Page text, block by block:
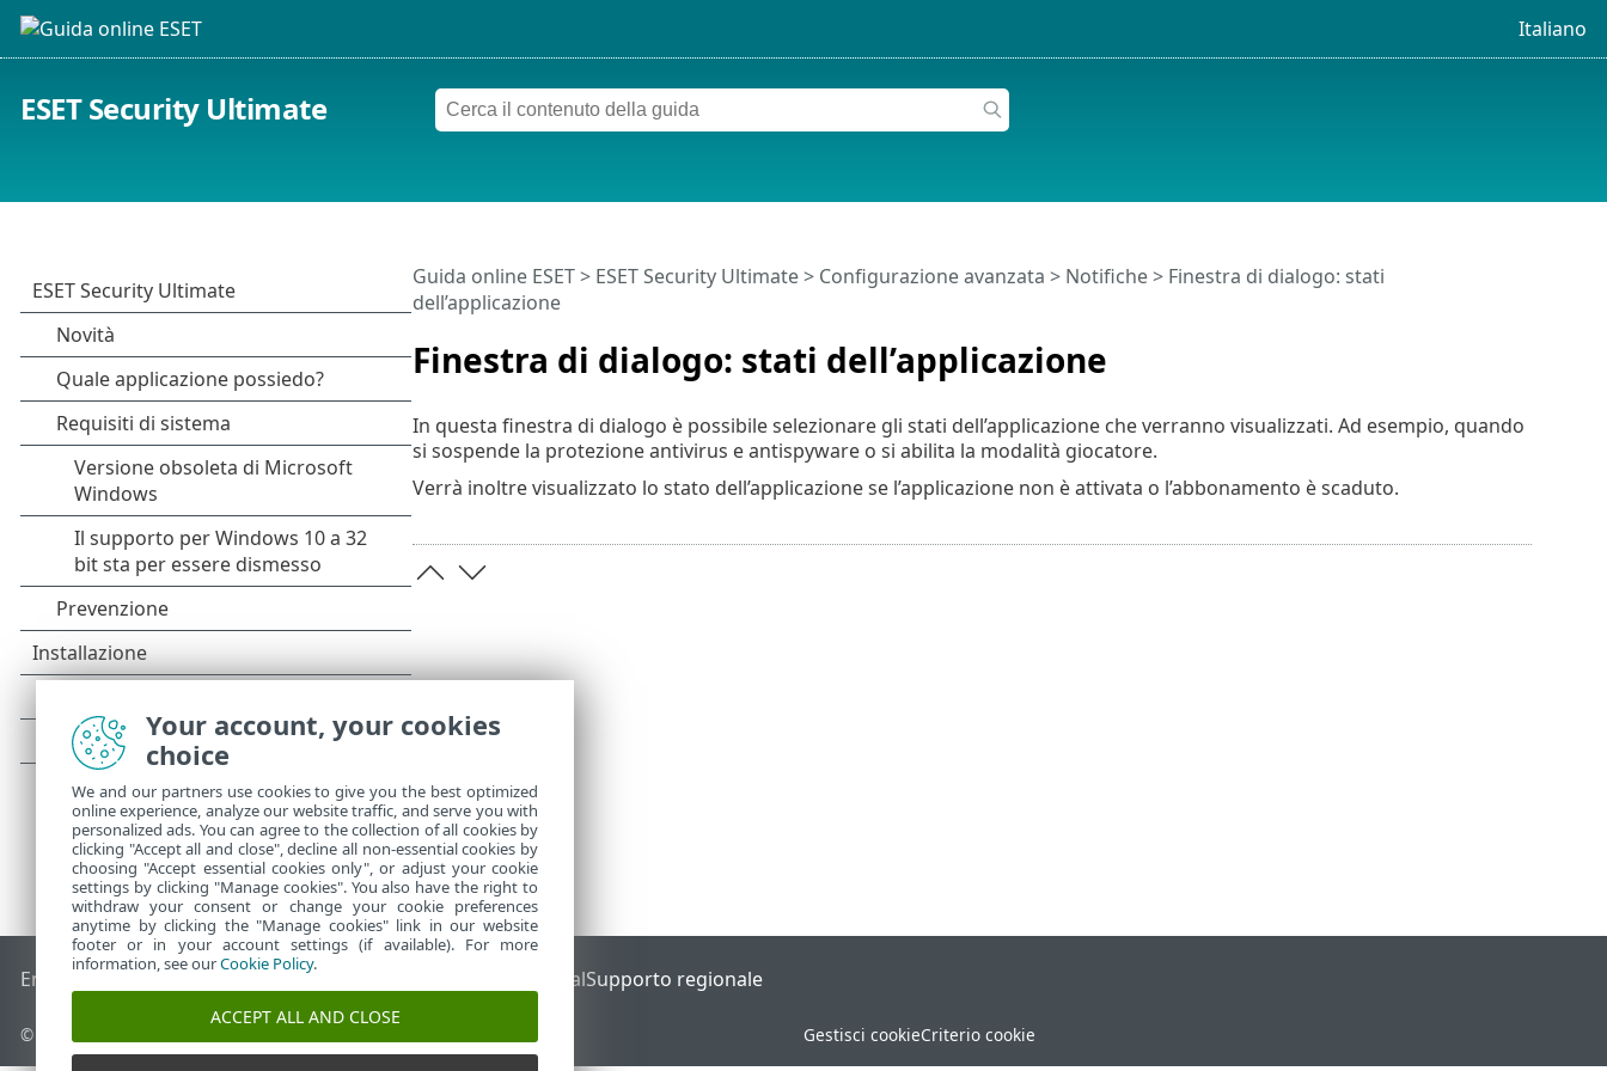
Italiano
ESET Security Ultimate
Finestra di dialogo: stati dell’applicazione
Guida online ESET> ESET Security Ultimate> Configurazione avanzata > Notifiche> Finestra di dialogo: stati
dell’applicazione
In questa finestra di dialogo è possibile selezionare gli stati dell’applicazione che verranno visualizzati. Ad esempio, quando
si sospende la protezione antivirus e antispyware o si abilita la modalità giocatore.
Verrà inoltre visualizzato lo stato dell’applicazione se l’applicazione non è attivata o l’abbonamento è scaduto.
End of Life ESET Knowledge Base ESET Status PortalSupporto regionale
© 1992 - 2026 ESET, spol. s r.o. - Tutti i diritti riservati. Gestisci cookieCriterio cookie
Your account, your cookies
choice
We and our partners use cookies to give you the best optimized
online experience, analyze our website traffic, and serve you with
personalized ads. You can agree to the collection of all cookies by
clicking "Accept all and close", decline all non-essential cookies by
choosing "Accept essential cookies only", or adjust your cookie
settings by clicking "Manage cookies". You also have the right to
withdraw your consent or change your cookie preferences
anytime by clicking the "Manage cookies" link in our website
footer or in your account settings (if available). For more
information, see ourCookie Policy.
ACCEPT ALL AND CLOSE